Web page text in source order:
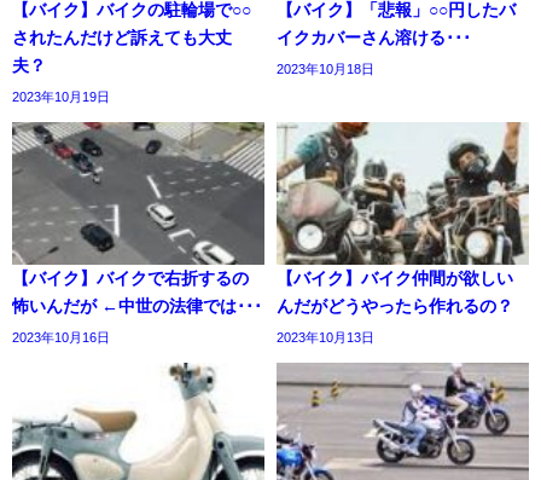
【バイク】バイクの駐輪場で○○
されたんだけど訴えても大丈
夫？
2023年10月19日
【バイク】「悲報」○○円したバ
イクカバーさん溶ける･･･
2023年10月18日
【バイク】バイクで右折するの
怖いんだが ←中世の法律では･･･
2023年10月16日
【バイク】バイク仲間が欲しい
んだがどうやったら作れるの？
2023年10月13日